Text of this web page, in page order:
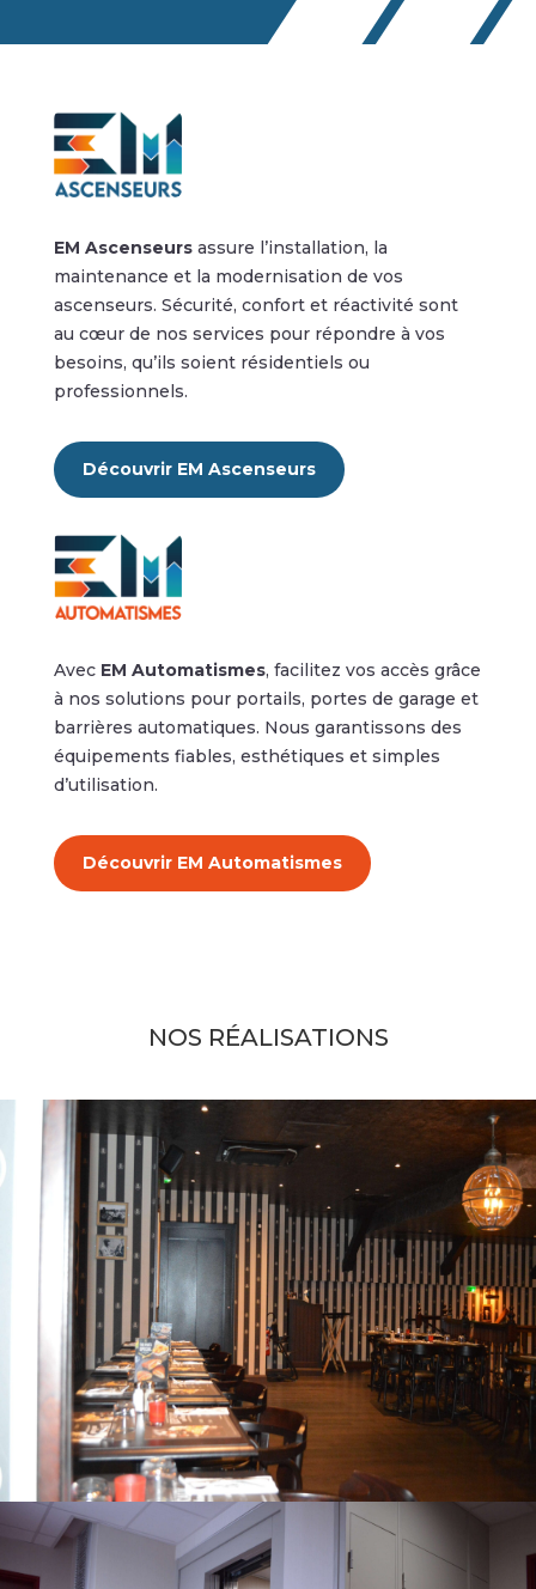
EM Ascenseursassure l’installation, la
maintenance et la modernisation de vos
ascenseurs. Sécurité, confort et réactivité sont
au cœur de nos services pour répondre à vos
besoins, qu’ils soient résidentiels ou
professionnels.
Découvrir EM Ascenseurs
Avec EM Automatismes, facilitez vos accès grâce
à nos solutions pour portails, portes de garage et
barrières automatiques. Nous garantissons des
équipements fiables, esthétiques et simples
d’utilisation.
Découvrir EM Automatismes
NOS RÉALISATIONS